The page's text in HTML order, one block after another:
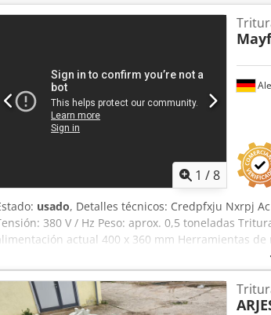
1 /8
usado, Detalles técnicos: Credpfxju Nxrpj
380 V / Hz Peso: aprox. 0,5 toneladas
actual 400 x 360 mm Herramientas
W: 250mm Fabricante de motorreductores Vector